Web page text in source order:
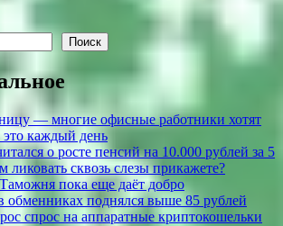
Поиск
— многие офисные работники хотят
это каждый день
о росте пенсий на 10.000 рублей за 5
ликовать сквозь слезы прикажете?
пока еще даёт добро
обменниках поднялся выше 85 рублей
спрос на аппаратные криптокошельки